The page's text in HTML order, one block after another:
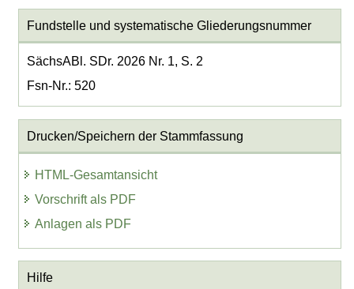
Fundstelle und systematische Gliederungsnummer
SächsABl. SDr. 2026 Nr. 1, S. 2
Fsn-Nr.: 520
Drucken/Speichern der Stammfassung
HTML-Gesamtansicht
Vorschrift als PDF
Anlagen als PDF
Hilfe